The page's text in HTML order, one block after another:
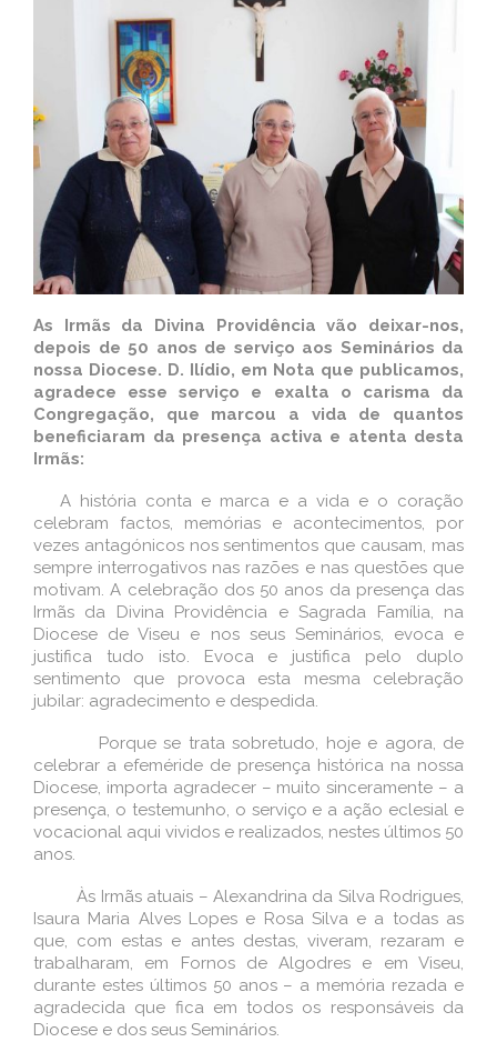
As Irmãs da Divina Providência vão deixar-nos,
depois de 50 anos de serviço aos Seminários da
nossa Diocese. D. Ilídio, em Nota que publicamos,
agradece esse serviço e exalta o carisma da
Congregação, que marcou a vida de quantos
beneficiaram da presença activa e atenta desta
Irmãs:
A história conta e marca e a vida e o coração
celebram factos, memórias e acontecimentos, por
vezes antagónicos nos sentimentos que causam, mas
sempre interrogativos nas razões e nas questões que
motivam. A celebração dos 50 anos da presença das
Irmãs da Divina Providência e Sagrada Família, na
Diocese de Viseu e nos seus Seminários, evoca e
justifica tudo isto. Evoca e justifica pelo duplo
sentimento que provoca esta mesma celebração
jubilar: agradecimento e despedida.
Porque se trata sobretudo, hoje e agora, de
celebrar a efeméride de presença histórica na nossa
Diocese, importa agradecer – muito sinceramente – a
presença, o testemunho, o serviço e a ação eclesial e
vocacional aqui vividos e realizados, nestes últimos 50
anos.
Às Irmãs atuais – Alexandrina da Silva Rodrigues,
Isaura Maria Alves Lopes e Rosa Silva e a todas as
que, com estas e antes destas, viveram, rezaram e
trabalharam, em Fornos de Algodres e em Viseu,
durante estes últimos 50 anos – a memória rezada e
agradecida que fica em todos os responsáveis da
Diocese e dos seus Seminários.